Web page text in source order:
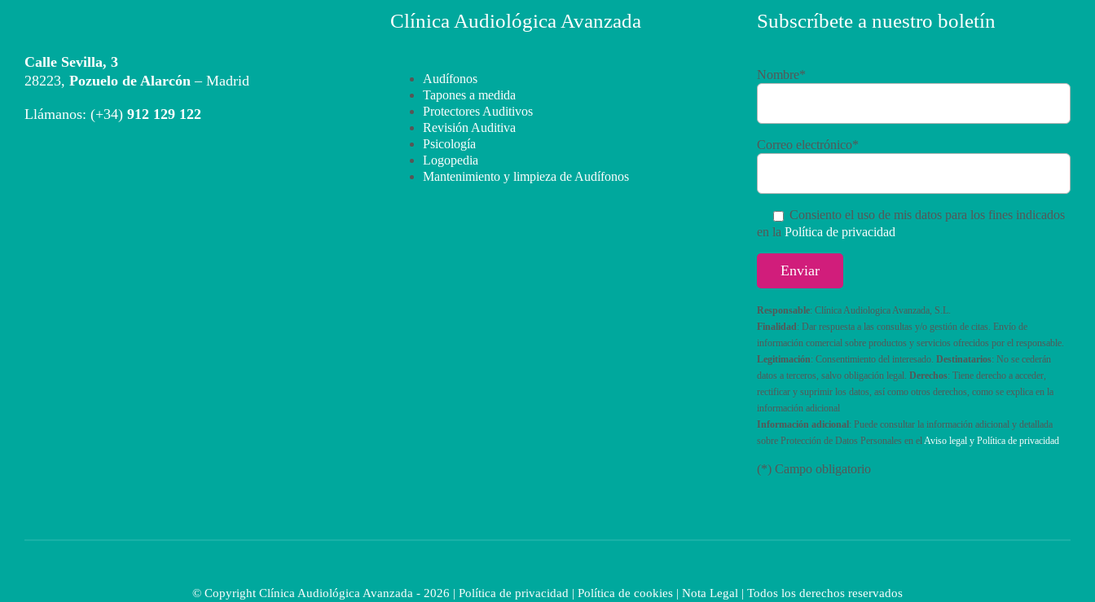
Calle Sevilla, 3
28223, Pozuelo de Alarcón – Madrid
Llámanos: (+34) 912 129 122
Clínica Audiológica Avanzada
Audífonos
Tapones a medida
Protectores Auditivos
Revisión Auditiva
Psicología
Logopedia
Mantenimiento y limpieza de Audífonos
Subscríbete a nuestro boletín
Nombre*
Correo electrónico*
Consiento el uso de mis datos para los fines indicados
en la Política de privacidad
Responsable: Clínica Audiologica Avanzada, S.L.
Finalidad: Dar respuesta a las consultas y/o gestión de citas. Envío de
información comercial sobre productos y servicios ofrecidos por el responsable.
Legitimación: Consentimiento del interesado. Destinatarios: No se cederán
datos a terceros, salvo obligación legal. Derechos: Tiene derecho a acceder,
rectificar y suprimir los datos, así como otros derechos, como se explica en la
información adicional
Información adicional: Puede consultar la información adicional y detallada
sobre Protección de Datos Personales en el Aviso legal y Política de privacidad
(*) Campo obligatorio
© Copyright Clínica Audiológica Avanzada - 2026 | Política de privacidad | Política de cookies | Nota Legal | Todos los derechos reservados